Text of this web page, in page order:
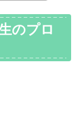
のプロ